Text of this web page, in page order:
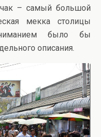
– самый большой
мекка столицы
было бы
описания.